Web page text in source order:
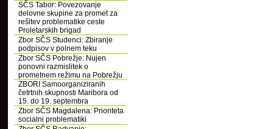
SČS Tabor: Povezovanje
delovne skupine za promet za
rešitev problematike ceste
Proletarskih brigad
Zbor SČS Studenci: Zbiranje
podpisov v polnem teku
Zbor SČS Pobrežje: Nujen
ponovni razmislitek o
prometnem režimu na Pobrežju
ZBORI Samoorganiziranih
četrtnih skupnosti Maribora od
15. do 19. septembra
Zbor SČS Magdalena: Prioriteta
socialni problematiki